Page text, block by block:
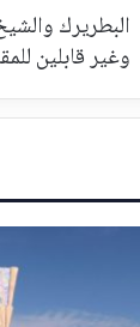
البطريرك
وغير قابلين